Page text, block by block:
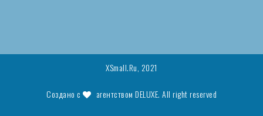
XSmall.Ru, 2021
Создано с агентством DELUXE. All right reserved